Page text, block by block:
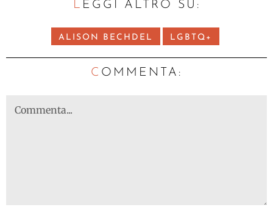
LEGGI ALTRO SU:
ALISON BECHDEL LGBTQ+
C OMMENTA: